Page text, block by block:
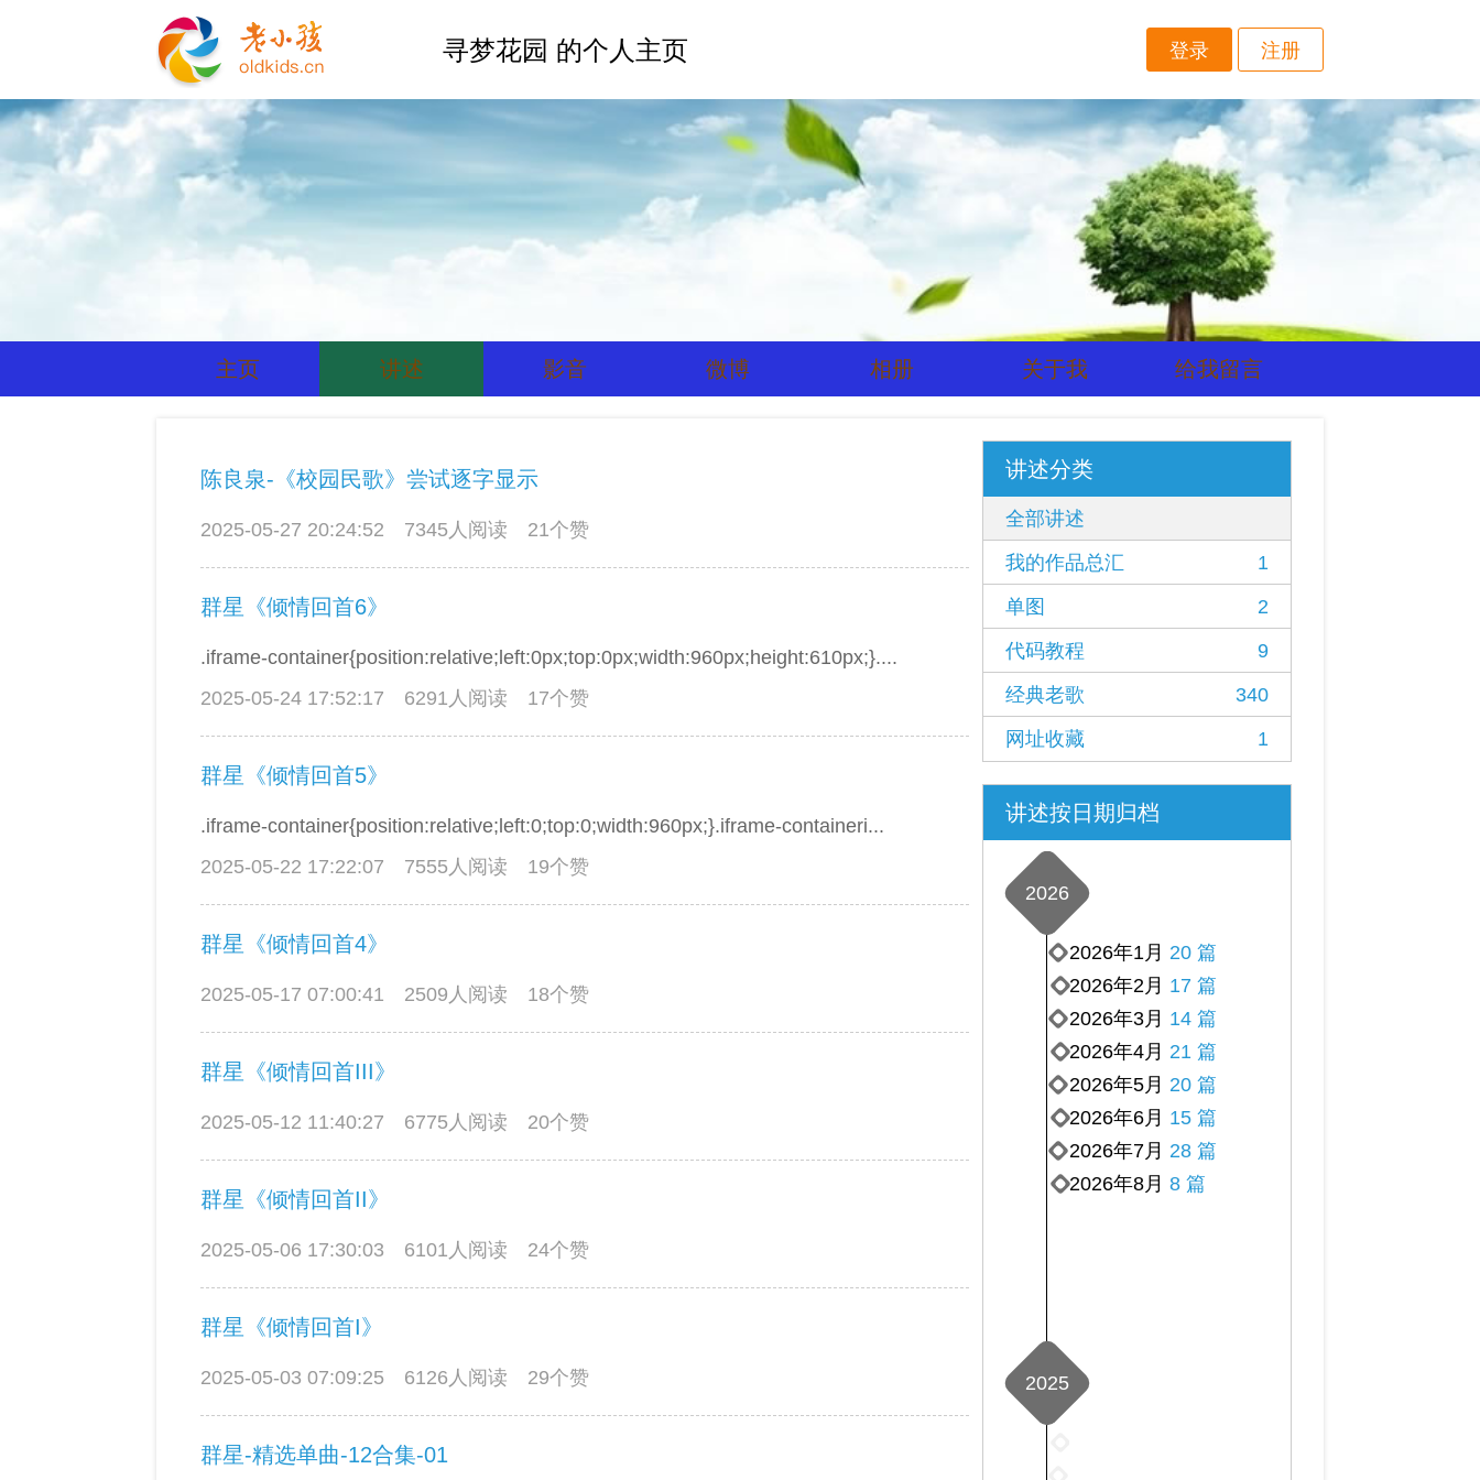
寻梦花园 的个人主页 登录 注册
主页 讲述 影音 微博 相册 关于我 给我留言
陈良泉-《校园民歌》尝试逐字显示
2025-05-27 20:24:52 7345人阅读 21个赞
群星《倾情回首6》
.iframe-container{position:relative;left:0px;top:0px;width:960px;height:610px;}....
2025-05-24 17:52:17
6291人阅读 17个赞
群星《倾情回首5》
.iframe-container{position:relative;left:0;top:0;width:960px;}.iframe-containeri...
2025-05-22 17:22:07
7555人阅读 19个赞
群星《倾情回首4》
2025-05-17 07:00:41 2509人阅读 18个赞
群星《倾情回首III》
2025-05-12 11:40:27 6775人阅读 20个赞
群星《倾情回首II》
2025-05-06 17:30:03 6101人阅读 24个赞
群星《倾情回首I》
2025-05-03 07:09:25 6126人阅读 29个赞
群星-精选单曲-12合集-01
讲述分类
全部讲述
我的作品总汇
1
单图
2
代码教程
9
经典老歌
340
网址收藏
1
讲述按日期归档
2026
2026年8月 8 篇
2026年7月 28 篇
2026年6月 15 篇
2026年5月 20 篇
2026年4月 21 篇
2026年3月 14 篇
2026年2月 17 篇
2026年1月 20 篇
2025